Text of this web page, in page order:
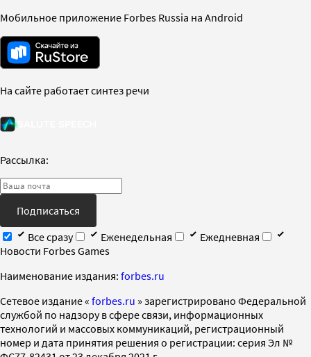
Мобильное приложение Forbes Russia на Android
На сайте работает синтез речи
Рассылка:
Подписаться
Все сразу
Еженедельная
Ежедневная
Новости Forbes Games
Наименование издания: forbes.ru
Cетевое издание « forbes.ru » зарегистрировано Федеральной
службой по надзору в сфере связи, информационных
технологий и массовых коммуникаций, регистрационный
номер и дата принятия решения о регистрации: серия Эл №